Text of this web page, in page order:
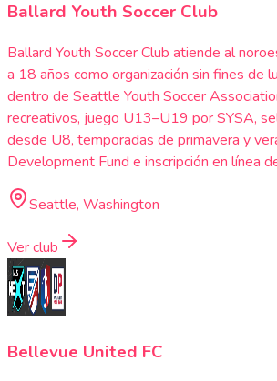
Ballard Youth Soccer Club
Ballard Youth Soccer Club atiende al
a 18 años como organización sin fines de
dentro de Seattle Youth Soccer
recreativos, juego U13–U19 por SYSA,
desde U8, temporadas de primavera y
Development Fund e inscripción en línea
Seattle, Washington
Ver club
Bellevue United FC